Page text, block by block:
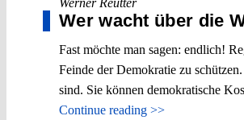
Wer wacht über die
Fast möchte man sagen: endlich!
Feinde der Demokratie zu
sind. Sie können demokratische
Continue reading >>